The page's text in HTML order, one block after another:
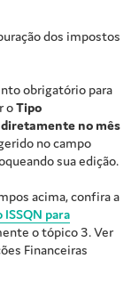
dos impostos
obrigatório para
oTipo
no mês
no campo
sua edição.
acima, confira a
ISSQN para
o tópico 3. Ver
Financeiras